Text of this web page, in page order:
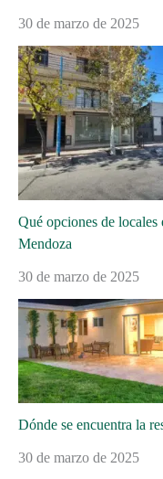
30 de marzo de 2025
Qué opciones de
Mendoza
30 de marzo de 2025
Dónde se encuentra la
30 de marzo de 2025